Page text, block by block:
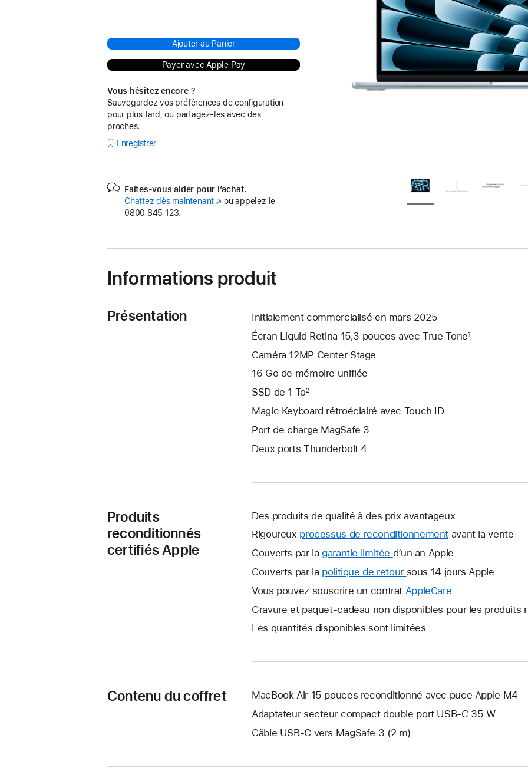
Ajouter au Panier
Payer avec Apple Pay
Vous hésitez encore ?
Sauvegardez vos préférences de configuration
pour plus tard, ou partagez-les avec des
proches.
Enregistrer
Faites-vous aider pour l’achat.
Chattez dès maintenant (s’ouvre
fenêtre)
ou appelez le
0800 845 123.
Informations produit
Présentation
Initialement commercialisé en mars 2025
Écran Liquid Retina 15,3 pouces avec True Tone1
Caméra 12MP Center Stage
16 Go de mémoire unifiée
SSD de 1 To2
Magic Keyboard rétroéclairé avec Touch ID
Port de charge MagSafe 3
Deux ports Thunderbolt 4
Produits
reconditionnés
certifiés Apple
Des produits de qualité à des prix avantageux
Rigoureux processus de reconditionnement avant la vente
Couverts par la garantie limitée Une
nouvelle
s’ouvre.
d’un an Apple
Couverts par la politique de retour Une
nouvelle
s’ouvre.
sous 14 jours Apple
Vous pouvez souscrire un contrat AppleCare
nouvelle
Gravure et paquet-cadeau non disponibles pour les produits
Les quantités disponibles sont limitées
Contenu du coffret
MacBook Air 15 pouces reconditionné avec puce Apple M4
Adaptateur secteur compact double port USB-C 35 W
Câble USB-C vers MagSafe 3 (2 m)